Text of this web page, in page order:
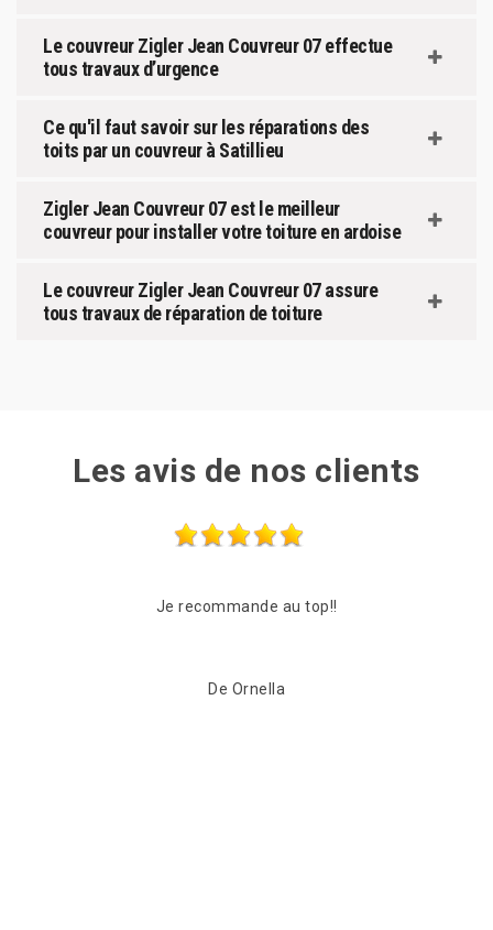
Le couvreur Zigler Jean Couvreur 07 effectue
tous travaux d’urgence
Ce qu'il faut savoir sur les réparations des
toits par un couvreur à Satillieu
Zigler Jean Couvreur 07 est le meilleur
couvreur pour installer votre toiture en ardoise
Le couvreur Zigler Jean Couvreur 07 assure
tous travaux de réparation de toiture
Les avis de nos clients
Compétence et rapidité (lendemain de mon appel)